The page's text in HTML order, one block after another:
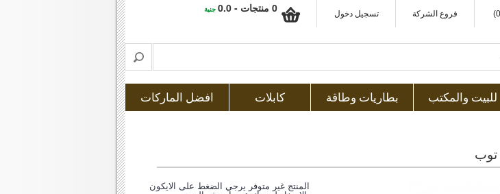
فروع الشركة تسجيل دخول 0 منتجات - 0.0 جنية
للبيت والمكتب بطاريات وطاقة كابلات افضل الماركات
المنتج غير متوفر يرجي الضغط على الايكون